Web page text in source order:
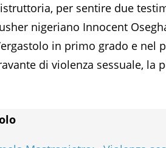
per sentire due
nigeriano Innocent
in primo grado e nel
di violenza sessuale, la